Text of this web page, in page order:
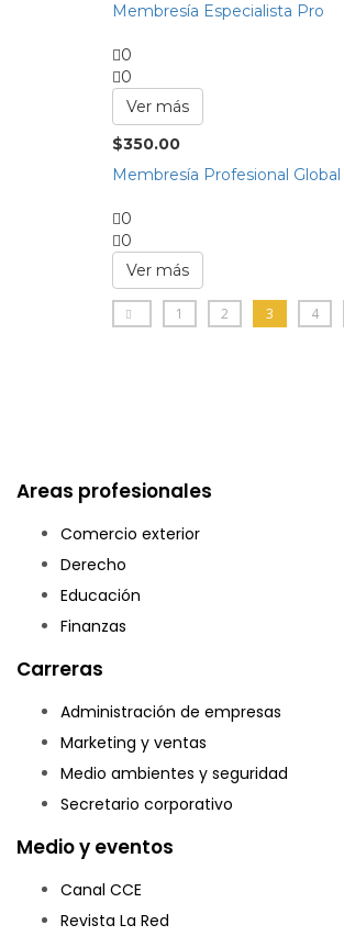
Membresía Especialista Pro
0
0
Ver más
$350.00
Membresía Profesional Global
0
0
Ver más
1 2 3 4
Areas profesionales
Comercio exterior
Derecho
Educación
Finanzas
Carreras
Administración de empresas
Marketing y ventas
Medio ambientes y seguridad
Secretario corporativo
Medio y eventos
Canal CCE
Revista La Red